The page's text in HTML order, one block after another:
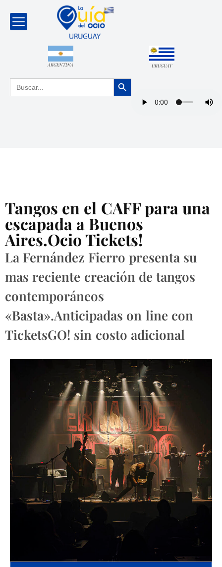
ARGENTINA URUGUAY
Buscar: Botón de búsqueda
Tangos en el CAFF para una
escapada a Buenos
Aires.Ocio Tickets!
La Fernández Fierro presenta su
mas reciente creación de tangos
contemporáneos
«Basta».Anticipadas on line con
TicketsGO! sin costo adicional